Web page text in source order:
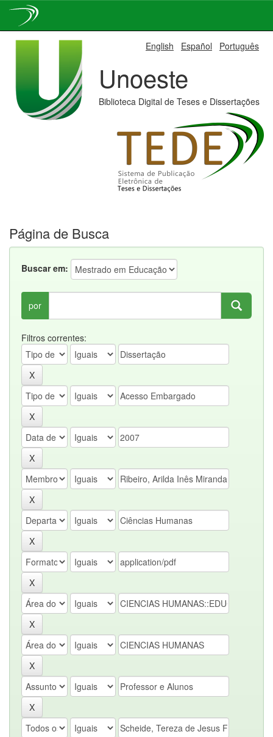
English Español Português
Unoeste
Biblioteca Digital de Teses e Dissertações
Página de Busca
Buscar em:
por
Filtros correntes: